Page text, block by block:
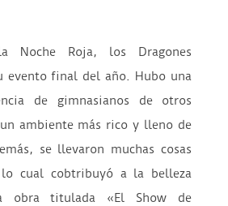
Noche Roja, los Dragones
evento final del año. Hubo una
de gimnasianos de otros
ambiente más rico y lleno de
se llevaron muchas cosas
cual cobtribuyó a la belleza
obra titulada «El Show de